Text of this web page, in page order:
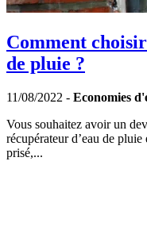
Comment
de pluie ?
11/08/2022 - Economies
Vous souhaitez avoir un
récupérateur d’eau de
prisé,...